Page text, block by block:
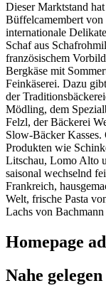
Dieser Marktstand
Büffelcamembert von
internationale
Schaf aus
französischem
Bergkäse mit
Feinkäserei. Dazu
der
Mödling, dem
Felzl, der Bäckerei
Slow-Bäcker
Produkten wie
Litschau, Lomo Alto
saisonal wechselnd
Frankreich,
Welt, frische Pasta
Lachs von
Homepage
Nahe gelegen